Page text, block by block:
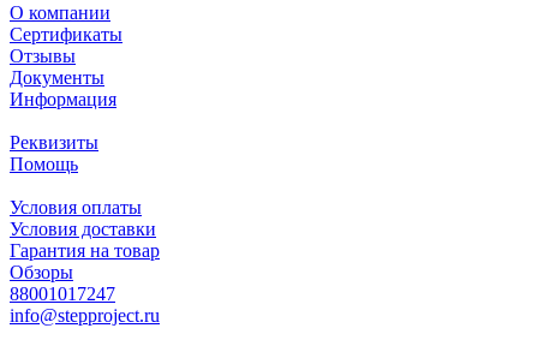
О компании
Сертификаты
Отзывы
Документы
Информация
Реквизиты
Помощь
Условия оплаты
Условия доставки
Гарантия на товар
Обзоры
88001017247
info@stepproject.ru